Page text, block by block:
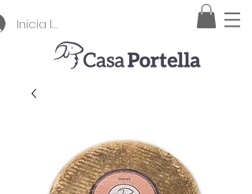
Inicia la sessió